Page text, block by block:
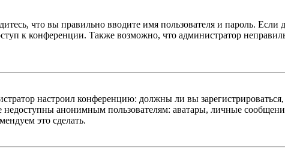
что вы правильно вводите имя пользователя и пароль. Если
к конференции. Также возможно, что администратор
настроил конференцию: должны ли вы
анонимным пользователям: аватары, личные
это сделать.